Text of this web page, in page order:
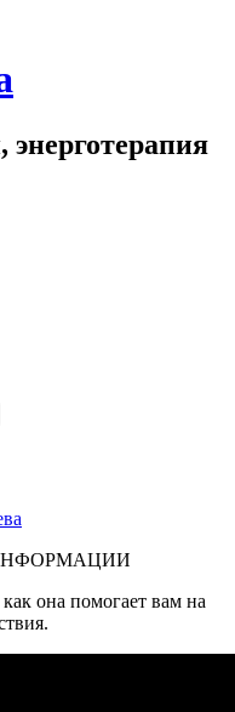
она помогает вам на